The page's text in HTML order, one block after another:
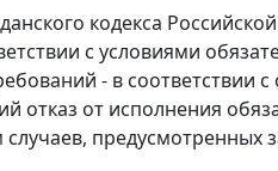
кодекса
с условиями
- в
отказ от исполнения
предусмотренных